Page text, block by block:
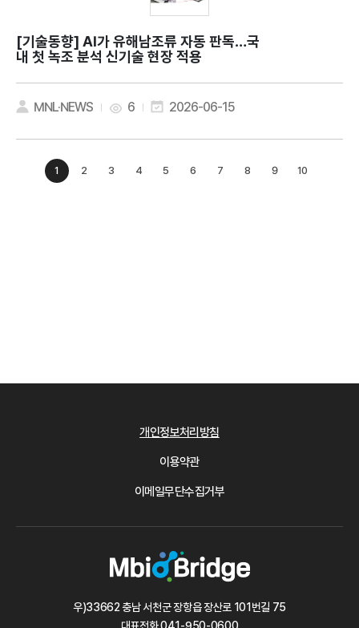
[기술동향]
내 첫 녹조 분석 신기술 현장 적용
MNL·NEWS 6 2026-06-15
1 2 3 4 5 6 7 8 9 10
개인정보처리방침
이용약관
이메일무단수집거부
우)33662 충남 서천군 장항읍 장산로 101번길 75
대표전화041-950-0600